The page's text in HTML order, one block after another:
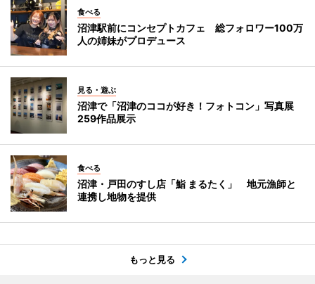
食べる
沼津駅前にコンセプトカフェ 総フォロワー100万
人の姉妹がプロデュース
見る・遊ぶ
沼津で「沼津のココが好き！フォトコン」写真展
259作品展示
食べる
沼津・戸田のすし店「鮨 まるたく」 地元漁師と
連携し地物を提供
もっと見る